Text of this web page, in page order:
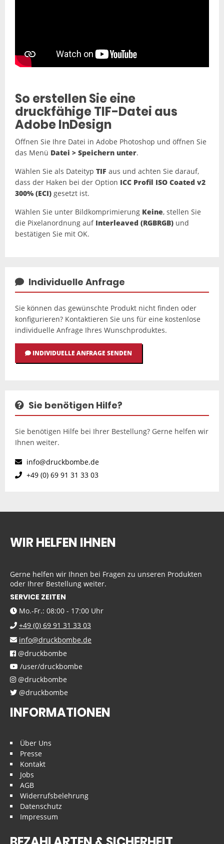
So erstellen Sie eine
druckfähige TIF-Datei aus
Adobe InDesign
Öffnen Sie Ihre Datei in Adobe Photoshop und öffnen Sie
das Menü Datei > Speichern unter.
Wählen Sie als Dateityp TIF aus und achten Sie darauf,
dass der Haken bei der Option ICC Profil ISO Coated v2
300% (ECI) gesetzt ist.
Wählen Sie unter Bildkomprimierung Keine, stellen Sie
die Pixelanordnung auf Interleaved (RGBRGB) und
bestätigen Sie mit OK.
Individuelle Anfrage
Sie können das gewünschte Produkt nicht finden oder
konfigurieren? Kontaktieren Sie uns für eine kostenlose
individuelle Anfrage Ihres Wunschproduktes.
INDIVIDUELLE ANFRAGE SENDEN
Sie benötigen Hilfe?
Sie benötigen Hilfe bei Ihrer Bestellung? Gerne helfen wir
Ihnen weiter.
info@druckbombe.de
+49 (0) 69 91 31 33 03
WIR HELFEN IHNEN
Gerne helfen wir Ihnen bei Fragen zu unseren Produkten
oder Ihrer Bestellung weiter.
SERVICE ZEITEN
Mo.-Fr.: 08:00 - 17:00 Uhr
+49 (0) 69 91 31 33 03
info@druckbombe.de
@druckbombe
/user/druckbombe
@druckbombe
@druckbombe
INFORMATIONEN
Über Uns
Presse
Kontakt
Jobs
AGB
Widerrufsbelehrung
Datenschutz
Impressum